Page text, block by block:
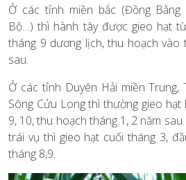
Ở các tỉnh miền bắc (Đồng Bằng
Bộ…) thì hành tây được gieo hạt
tháng 9 dương lịch, thu hoạch vào
sau.
Ở các tỉnh Duyên Hải miền Trung,
Sông Cửu Long thì thường gieo
9, 10, thu hoạch tháng 1, 2 năm
trái vụ thì gieo hạt cuối tháng 3,
tháng 8,9.